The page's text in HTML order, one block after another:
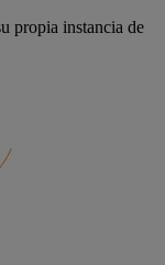
propia instancia de